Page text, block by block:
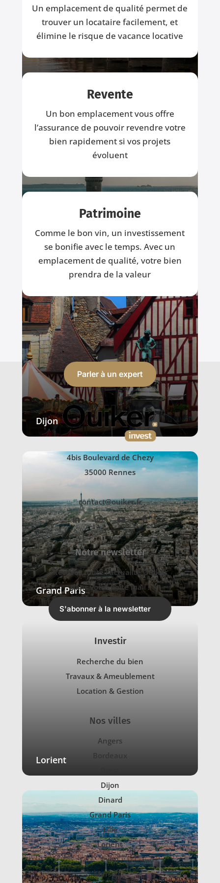
Brest
Dijon
Grand Paris
Lorient
Un emplacement de qualité permet de
trouver un locataire facilement, et
élimine le risque de vacance locative
Revente
Un bon emplacement vous offre
l’assurance de pouvoir revendre votre
bien rapidement si vos projets
évoluent
Patrimoine
Comme le bon vin, un investissement
se bonifie avec le temps. Avec un
emplacement de qualité, votre bien
prendra de la valeur
Parler à un expert
4bis Boulevard de Chezy
35000 Rennes
contact@ouiker.fr
Notre newsletter
Recevez toute l'actualité Ouiker
dans votre boîte mail !
S'abonner à la newsletter
Investir
Recherche du bien
Travaux & Ameublement
Location & Gestion
Nos villes
Angers
Bordeaux
Dijon
Dinard
Grand Paris
Lille
Lorient
Lyon
Marseille